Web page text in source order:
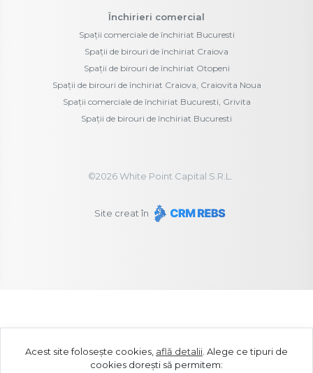
Închirieri comercial
Spații comerciale de închiriat Bucuresti
Spații de birouri de închiriat Craiova
Spații de birouri de închiriat Otopeni
Spații de birouri de închiriat Craiova, Craiovita Noua
Spații comerciale de închiriat Bucuresti, Grivita
Spații de birouri de închiriat Bucuresti
©2026White Point Capital S.R.L.
Site creat în
Acest site folosește cookies, află detalii Alege ce tipuri de
cookies dorești să permitem: